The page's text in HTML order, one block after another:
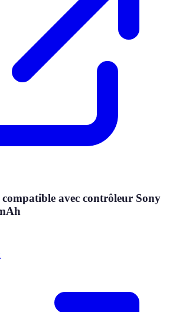
avec contrôleur Sony